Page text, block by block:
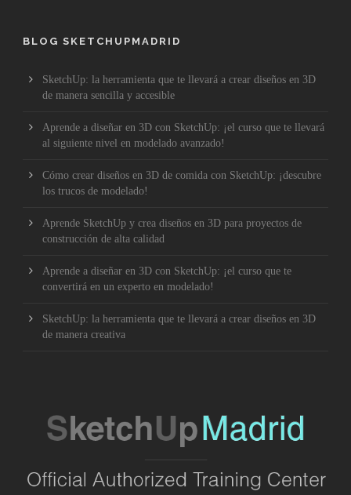
BLOG SKETCHUPMADRID
SketchUp: la herramienta que te llevará a crear diseños en 3D
de manera sencilla y accesible
Aprende a diseñar en 3D con SketchUp: ¡el curso que te llevará
al siguiente nivel en modelado avanzado!
Cómo crear diseños en 3D de comida con SketchUp: ¡descubre
los trucos de modelado!
Aprende SketchUp y crea diseños en 3D para proyectos de
construcción de alta calidad
Aprende a diseñar en 3D con SketchUp: ¡el curso que te
convertirá en un experto en modelado!
SketchUp: la herramienta que te llevará a crear diseños en 3D
de manera creativa